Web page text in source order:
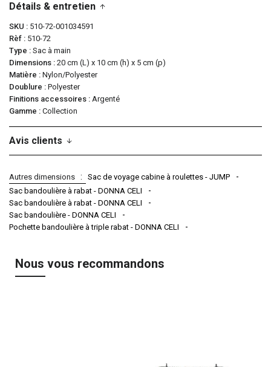
Détails & entretien
SKU
510-72-001034591
Rèf
510-72
Type
Sac à main
Dimensions 20 cm (L) x 10 cm (h) x 5 cm (p)
Matière
Nylon/Polyester
Doublure
Polyester
Finitions accessoires Argenté
Gamme
Collection
Avis clients
Autres dimensions
Sac de voyage cabine à roulettes - JUMP
Sac bandoulière à rabat - DONNA CELI
Sac bandoulière à rabat - DONNA CELI
Sac bandoulière - DONNA CELI
Pochette bandoulière à triple rabat - DONNA CELI
Nous vous recommandons